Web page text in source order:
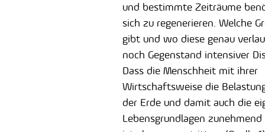
und bestimmte Zeiträume
sich zu regenerieren. Welche
gibt und wo diese genau
noch Gegenstand intensiver
Dass die Menschheit mit ihrer
Wirtschaftsweise die
der Erde und damit auch die
Lebensgrundlagen